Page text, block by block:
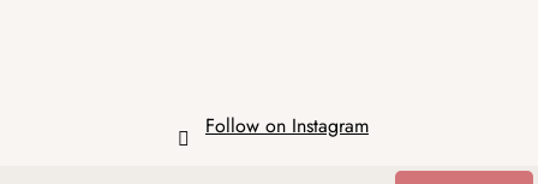
Follow on Instagram